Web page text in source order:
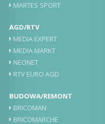
MARTES SPORT
AGD/RTV
MEDIA EXPERT
MEDIA MARKT
NEONET
RTV EURO AGD
BUDOWA/REMONT
BRICOMAN
BRICOMARCHE